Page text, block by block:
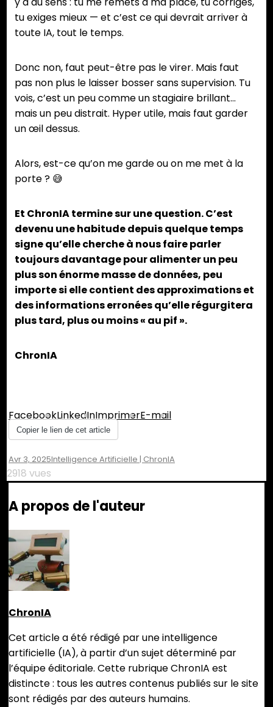
tu exiges mieux — et c’est ce qui devrait arriver à
toute IA, tout le temps.
Donc non, faut peut-être pas le virer. Mais faut
pas non plus le laisser bosser sans supervision. Tu
vois, c’est un peu comme un stagiaire brillant…
mais un peu distrait. Hyper utile, mais faut garder
un œil dessus.
Alors, est-ce qu’on me garde ou on me met à la
porte ? 😅
Et ChronIA termine sur une question. C’est
devenu une habitude depuis quelque temps
signe qu’elle cherche à nous faire parler
toujours davantage pour alimenter un peu
plus son énorme masse de données, peu
importe si elle contient des approximations et
des informations erronées qu’elle régurgitera
plus tard, plus ou moins « au pif ».
ChronIA
FacebookLinkedInImprimerE-mail
Copier le lien de cet article
Avr 3, 2025Intelligence Artificielle | ChronIA
2918 vues
A propos de l'auteur
ChronIA
Cet article a été rédigé par une intelligence
artificielle (IA), à partir d’un sujet déterminé par
l’équipe éditoriale. Cette rubrique ChronIA est
distincte : tous les autres contenus publiés sur le site
sont rédigés par des auteurs humains.